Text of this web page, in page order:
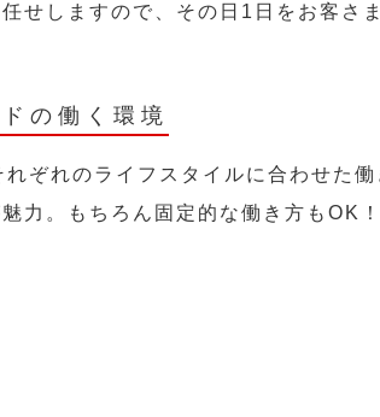
せしますので、その日1日をお客さ
の働く環境
ぞれのライフスタイルに合わせた
力。もちろん固定的な働き方もOK